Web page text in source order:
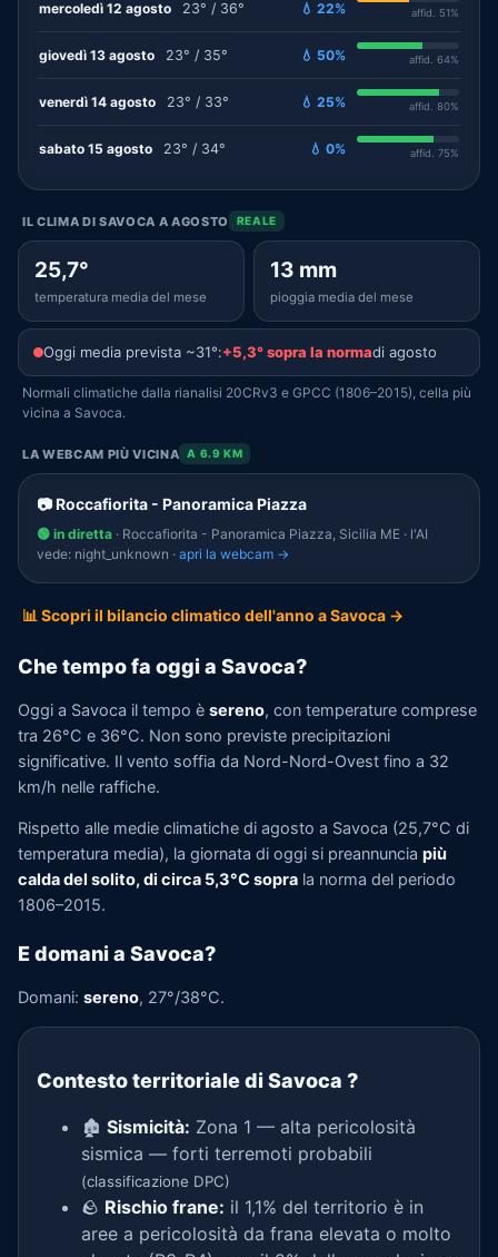
mercoledì 12 agosto 23° / 36° 💧 22% affid. 51%
giovedì 13 agosto 23° / 35° 💧 50% affid. 64%
venerdì 14 agosto 23° / 33° 💧 25% affid. 80%
sabato 15 agosto 23° / 34° 💧 0% affid. 75%
IL CLIMA DI SAVOCA A AGOSTO REALE
25,7°
temperatura media del mese
13 mm
pioggia media del mese
Oggi media prevista ~31°:+5,3° sopra la normadi agosto
Normali climatiche dalla rianalisi 20CRv3 e GPCC (1806–2015), cella più
vicina a Savoca.
LA WEBCAM PIÙ VICINA A 6.9 KM
📷 Roccafiorita - Panoramica Piazza
🟢 in diretta · Roccafiorita - Panoramica Piazza, Sicilia ME · l'AI
vede: night_unknown · apri la webcam →
📊 Scopri il bilancio climatico dell'anno a Savoca →
Che tempo fa oggi a Savoca?
Oggi a Savoca il tempo è sereno, con temperature comprese
tra 26°C e 36°C. Non sono previste precipitazioni
significative. Il vento soffia da Nord-Nord-Ovest fino a 32
km/h nelle raffiche.
Rispetto alle medie climatiche di agosto a Savoca (25,7°C di
temperatura media), la giornata di oggi si preannuncia più
calda del solito, di circa 5,3°C sopra la norma del periodo
1806–2015.
E domani a Savoca?
Domani: sereno, 27°/38°C.
Contesto territoriale di Savoca ?
🏚️ Sismicità: Zona 1 — alta pericolosità
sismica — forti terremoti probabili
(classificazione DPC)
🪨 Rischio frane: il 1,1% del territorio è in
aree a pericolosità da frana elevata o molto